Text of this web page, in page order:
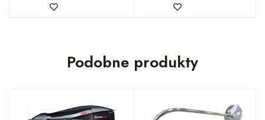
Podobne produkty